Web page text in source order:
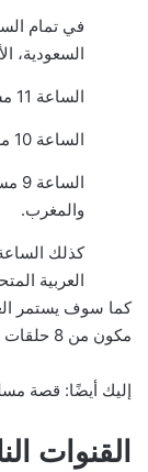
السعودية،
الساعة 11 مساءً يوم الخميس بتوقيت جمهورية مصر العربية.
الساعة 10 مساءً يوم الخميس بتوقيت ليبيا.
والمغرب.
العربية
مكون من 8 حلقات فقط في الموسم الأول .
إليك أيضًا: قصة مسلسل
القنوات